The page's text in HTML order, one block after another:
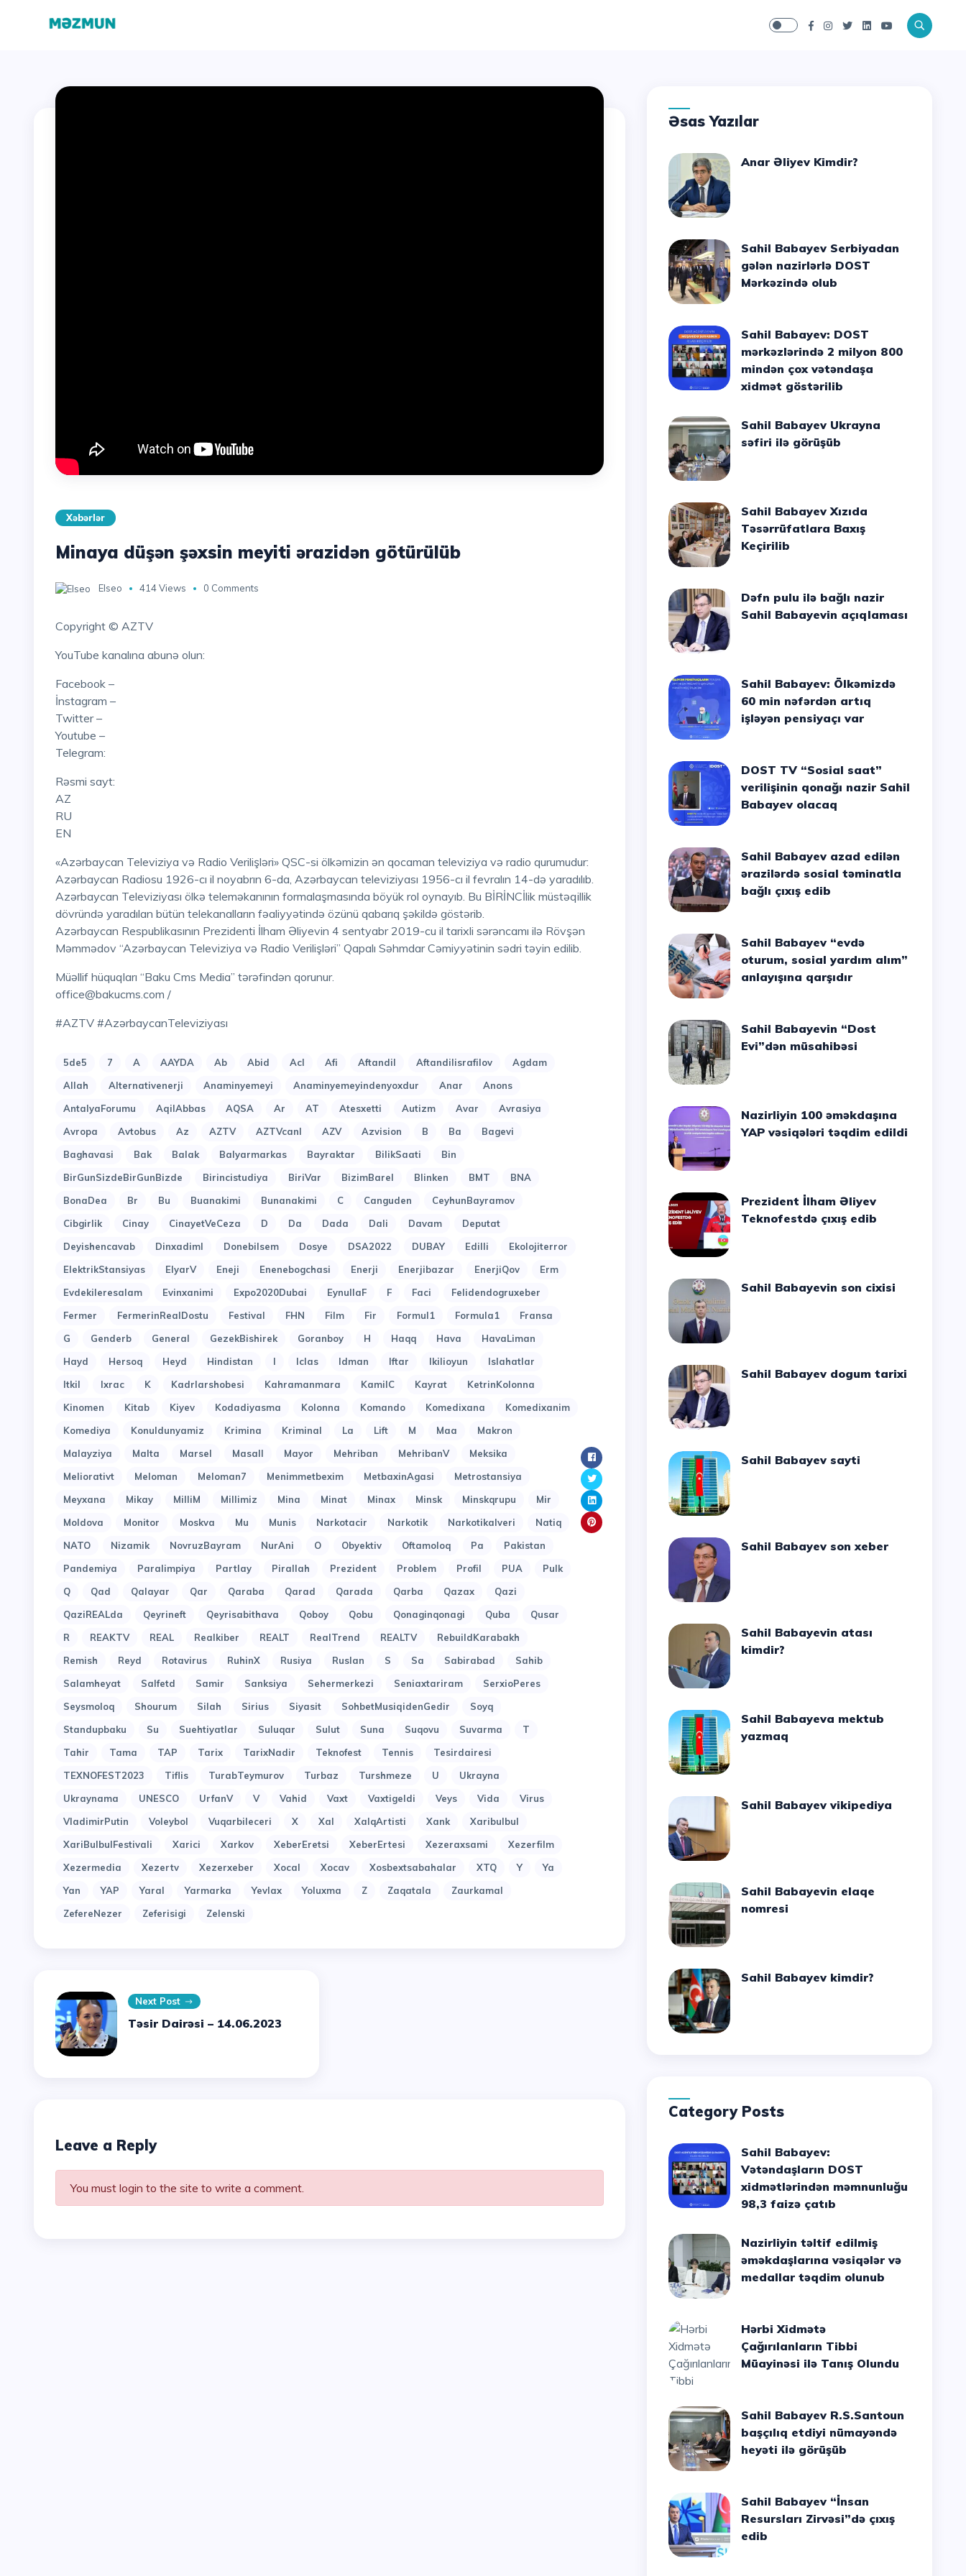
Xəbərlər
Minaya düşən şəxsin meyiti ərazidən götürülüb
Elseo 414 Views 0 Comments
Copyright © AZTV
YouTube kanalına abunə olun:
Facebook –
İnstagram –
Twitter –
Youtube –
Telegram:
Rəsmi sayt:
AZ
RU
EN
«Azərbaycan Televiziya və Radio Verilişləri» QSC-si ölkəmizin ən qocaman televiziya və radio qurumudur:
Azərbaycan Radiosu 1926-cı il noyabrın 6-da, Azərbaycan televiziyası 1956-cı il fevralın 14-də yaradılıb.
Azərbaycan Televiziyası ölkə teleməkanının formalaşmasında böyük rol oynayıb. Bu BİRİNCİlik müstəqillik
dövründə yaradılan bütün telekanalların fəaliyyətində özünü qabarıq şəkildə göstərib.
Azərbaycan Respublikasının Prezidenti İlham Əliyevin 4 sentyabr 2019-cu il tarixli sərəncamı ilə Rövşən
Məmmədov “Azərbaycan Televiziya və Radio Verilişləri” Qapalı Səhmdar Cəmiyyətinin sədri təyin edilib.
Müəllif hüquqları “Baku Cms Media” tərəfindən qorunur.
office@bakucms.com /
#AZTV #AzərbaycanTeleviziyası
5de5 7 A AAYDA Ab Abid Acl Afi Aftandil Aftandilisrafilov
Agdam
Allah
Alternativenerji Anaminyemeyi Anaminyemeyindenyoxdur Anar
Anons
AntalyaForumu
AqilAbbas AQSA Ar AT Atesxetti Autizm Avar
Avrasiya
Avropa
Avtobus Az AZTV AZTVcanl AZV Azvision B Ba
Bagevi
Baghavasi
Bak Balak Balyarmarkas Bayraktar BilikSaati
Bin
BirGunSizdeBirGunBizde
Birincistudiya BiriVar BizimBarel Blinken BMT
BNA
BonaDea
Br Bu Buanakimi Bunanakimi C Canguden
CeyhunBayramov
Cibgirlik
Cinay CinayetVeCeza D Da Dada Dali Davam
Deputat
Deyishencavab
Dinxadiml Donebilsem Dosye DSA2022 DUBAY Edilli
Ekolojiterror
ElektrikStansiyas
ElyarV Eneji Enenebogchasi Enerji Enerjibazar EnerjiQov
Erm
Evdekileresalam
Evinxanimi Expo2020Dubai EynullaF F Faci
Felidendogruxeber
Fermer
FermerinRealDostu Festival FHN Film Fir Formul1 Formula1
Fransa
G
Genderb General GezekBishirek Goranboy H Haqq Hava
HavaLiman
Hayd
Hersoq Heyd Hindistan I Iclas Idman Iftar Ikilioyun
Islahatlar
Itkil
Ixrac K Kadrlarshobesi Kahramanmara KamilC Kayrat
KetrinKolonna
Kinomen
Kitab Kiyev Kodadiyasma Kolonna Komando Komedixana
Komedixanim
Komediya
Konuldunyamiz Krimina Kriminal La Lift M Maa
Makron
Malayziya
Malta Marsel Masall Mayor Mehriban MehribanV
Meksika
Meliorativt
Meloman Meloman7 Menimmetbexim MetbaxinAgasi
Metrostansiya
Meyxana
Mikay MilliM Millimiz Mina Minat Minax Minsk Minskqrupu
Mir
Moldova
Monitor Moskva Mu Munis Narkotacir Narkotik Narkotikalveri
Natiq
NATO
Nizamik NovruzBayram NurAni O Obyektiv Oftamoloq Pa
Pakistan
Pandemiya
Paralimpiya Partlay Pirallah Prezident Problem Profil PUA
Pulk
Q
Qad Qalayar Qar Qaraba Qarad Qarada Qarba Qazax
Qazi
QaziREALda
Qeyrineft Qeyrisabithava Qoboy Qobu Qonaginqonagi Quba
Qusar
R
REAKTV REAL Realkiber REALT RealTrend REALTV
RebuildKarabakh
Remish
Reyd Rotavirus RuhinX Rusiya Ruslan S Sa Sabirabad
Sahib
Salamheyat
Salfetd Samir Sanksiya Sehermerkezi Seniaxtariram
SerxioPeres
Seysmoloq
Shourum Silah Sirius Siyasit SohbetMusiqidenGedir
Soyq
Standupbaku
Su Suehtiyatlar Suluqar Sulut Suna Suqovu Suvarma
T
Tahir
Tama TAP Tarix TarixNadir Teknofest Tennis
Tesirdairesi
TEXNOFEST2023
Tiflis TurabTeymurov Turbaz Turshmeze U
Ukrayna
Ukraynama
UNESCO UrfanV V Vahid Vaxt Vaxtigeldi Veys Vida
Virus
VladimirPutin
Voleybol Vuqarbileceri X Xal XalqArtisti Xank
Xaribulbul
XariBulbulFestivali
Xarici Xarkov XeberEretsi XeberErtesi Xezeraxsami
Xezerfilm
Xezermedia
Xezertv Xezerxeber Xocal Xocav Xosbextsabahalar XTQ Y
Ya
Yan
YAP Yaral Yarmarka Yevlax Yoluxma Z Zaqatala
Zaurkamal
ZefereNezer
Zeferisigi Zelenski
Next Post
Təsir Dairəsi – 14.06.2023
Leave a Reply
You must login to the site to write a comment.
Əsas Yazılar
Anar Əliyev Kimdir?
Sahil Babayev Serbiyadan
gələn nazirlərlə DOST
Mərkəzində olub
Sahil Babayev: DOST
mərkəzlərində 2 milyon 800
mindən çox vətəndaşa
xidmət göstərilib
Sahil Babayev Ukrayna
səfiri ilə görüşüb
Sahil Babayev Xızıda
Təsərrüfatlara Baxış
Keçirilib
Dəfn pulu ilə bağlı nazir
Sahil Babayevin açıqlaması
Sahil Babayev: Ölkəmizdə
60 min nəfərdən artıq
işləyən pensiyaçı var
DOST TV “Sosial saat”
verilişinin qonağı nazir Sahil
Babayev olacaq
Sahil Babayev azad edilən
ərazilərdə sosial təminatla
bağlı çıxış edib
Sahil Babayev “evdə
oturum, sosial yardım alım”
anlayışına qarşıdır
Sahil Babayevin “Dost
Evi”dən müsahibəsi
Nazirliyin 100 əməkdaşına
YAP vəsiqələri təqdim edildi
Prezident İlham Əliyev
Teknofestdə çıxış edib
Sahil Babayevin son cixisi
Sahil Babayev dogum tarixi
Sahil Babayev sayti
Sahil Babayev son xeber
Sahil Babayevin atası
kimdir?
Sahil Babayeva mektub
yazmaq
Sahil Babayev vikipediya
Sahil Babayevin elaqe
nomresi
Sahil Babayev kimdir?
Category Posts
Sahil Babayev:
Vətəndaşların DOST
xidmətlərindən məmnunluğu
98,3 faizə çatıb
Nazirliyin təltif edilmiş
əməkdaşlarına vəsiqələr və
medallar təqdim olunub
Hərbi Xidmətə
Çağırılanların Tibbi
Müayinəsi ilə Tanış Olundu
Sahil Babayev R.S.Santoun
başçılıq etdiyi nümayəndə
heyəti ilə görüşüb
Sahil Babayev “İnsan
Resursları Zirvəsi”də çıxış
edib